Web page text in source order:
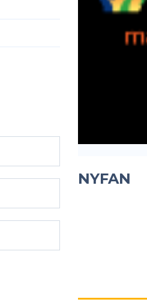
NYFAN